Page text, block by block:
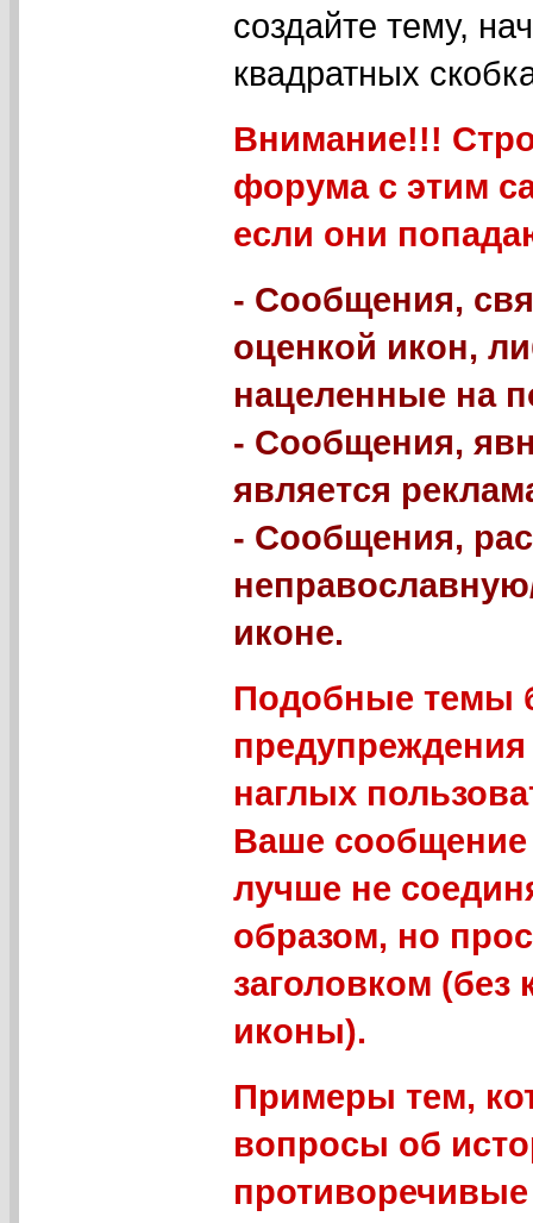
создайте тему,
квадратных
Внимание!!!
форума с этим
если они
- Сообщения,
оценкой икон,
нацеленные на
- Сообщения,
является
- Сообщения,
иконе.
Подобные темы
наглых
Ваше
лучше не
образом, но
заголовком (без
иконы).
Примеры тем,
вопросы об